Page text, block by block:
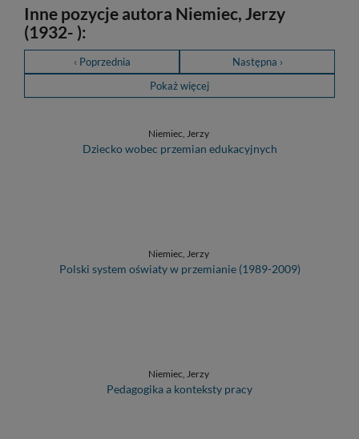
Inne pozycje autora Niemiec, Jerzy
(1932- ):
‹ Poprzednia
Następna ›
Pokaż więcej
Niemiec, Jerzy
Dziecko wobec przemian edukacyjnych
Niemiec, Jerzy
Polski system oświaty w przemianie (1989-2009)
Niemiec, Jerzy
Pedagogika a konteksty pracy